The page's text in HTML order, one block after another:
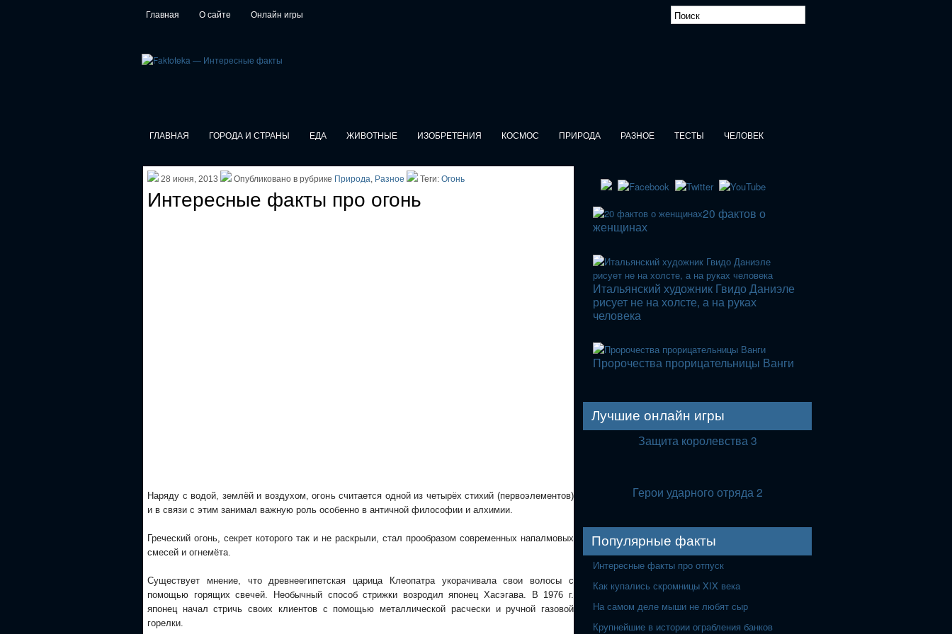
Главная О сайте Онлайн игры
ГЛАВНАЯ ГОРОДА И СТРАНЫ ЕДА ЖИВОТНЫЕ ИЗОБРЕТЕНИЯ КОСМОС ПРИРОДА РАЗНОЕ ТЕСТЫ ЧЕЛОВЕК
28 июня, 2013 Опубликовано в рубрике Природа, Разное Теги: Огонь
Интересные факты про огонь
Наряду с водой, землёй и воздухом, огонь считается одной из четырёх стихий (первоэлементов)
и в связи с этим занимал важную роль особенно в античной философии и алхимии.
Греческий огонь, секрет которого так и не раскрыли, стал прообразом современных напалмовых
смесей и огнемёта.
Существует мнение, что древнеегипетская царица Клеопатра укорачивала свои волосы с
помощью горящих свечей. Необычный способ стрижки возродил японец Хасэгава. В 1976 г.
японец начал стричь своих клиентов с помощью металлической расчески и ручной газовой
горелки.
20 фактов о
женщинах
Итальянский художник Гвидо Даниэле
рисует не на холсте, а на руках
человека
Пророчества прорицательницы Ванги
Лучшие онлайн игры
Защита королевства 3
Герои ударного отряда 2
Популярные факты
Интересные факты про отпуск
Как купались скромницы XIX века
На самом деле мыши не любят сыр
Крупнейшие в истории ограбления банков